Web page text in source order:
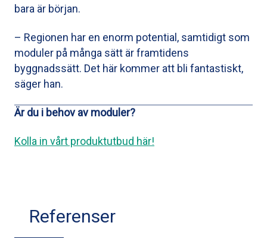
bara är början.
– Regionen har en enorm potential, samtidigt som
moduler på många sätt är framtidens
byggnadssätt. Det här kommer att bli fantastiskt,
säger han.
Är du i behov av moduler?
Kolla in vårt produktutbud här!
Referenser